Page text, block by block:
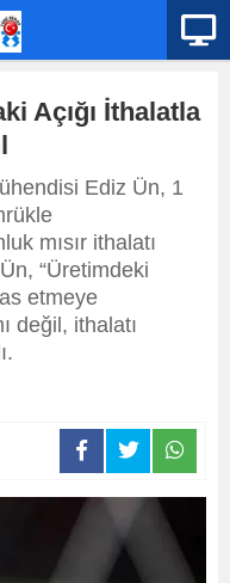
Açığı İthalatla
Ediz Ün, 1
mısır ithalatı
“Üretimdeki
etmeye
değil, ithalatı